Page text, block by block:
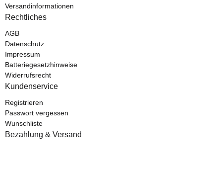
Versandinformationen
Rechtliches
AGB
Datenschutz
Impressum
Batteriegesetzhinweise
Widerrufsrecht
Kundenservice
Registrieren
Passwort vergessen
Wunschliste
Bezahlung & Versand